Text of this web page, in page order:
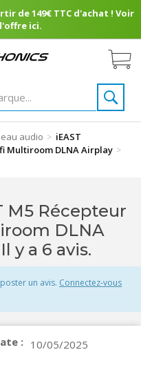
de 149€ TTC d'achat ! Voir
ici.
audio > iEAST
Multiroom DLNA Airplay >
M5 Récepteur
DLNA
y a 6 avis.
un avis. Connectez-vous
: 10/05/2025